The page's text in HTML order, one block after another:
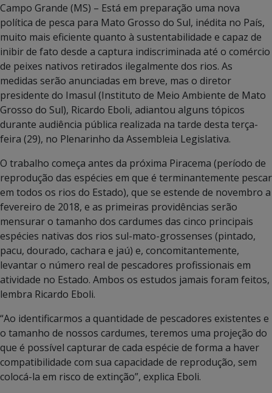
Campo Grande (MS) – Está em preparação uma nova
política de pesca para Mato Grosso do Sul, inédita no País,
muito mais eficiente quanto à sustentabilidade e capaz de
inibir de fato desde a captura indiscriminada até o comércio
de peixes nativos retirados ilegalmente dos rios. As
medidas serão anunciadas em breve, mas o diretor
presidente do Imasul (Instituto de Meio Ambiente de Mato
Grosso do Sul), Ricardo Eboli, adiantou alguns tópicos
durante audiência pública realizada na tarde desta terça-
feira (29), no Plenarinho da Assembleia Legislativa.
O trabalho começa antes da próxima Piracema (período de
reprodução das espécies em que é terminantemente pescar
em todos os rios do Estado), que se estende de novembro a
fevereiro de 2018, e as primeiras providências serão
mensurar o tamanho dos cardumes das cinco principais
espécies nativas dos rios sul-mato-grossenses (pintado,
pacu, dourado, cachara e jaú) e, concomitantemente,
levantar o número real de pescadores profissionais em
atividade no Estado. Ambos os estudos jamais foram feitos,
lembra Ricardo Eboli.
“Ao identificarmos a quantidade de pescadores existentes e
o tamanho de nossos cardumes, teremos uma projeção do
que é possível capturar de cada espécie de forma a haver
compatibilidade com sua capacidade de reprodução, sem
colocá-la em risco de extinção”, explica Eboli.